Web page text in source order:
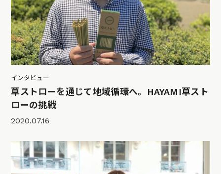
インタビュー
草ストローを通じて地域循環へ。HAYAMI草スト
ローの挑戦
2020.07.16